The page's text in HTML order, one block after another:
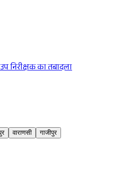
निरीक्षक का तबादला
वाराणसी
गाजीपुर